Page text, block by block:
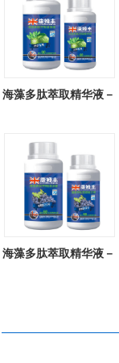
海藻多肽萃取精华液－
海藻多肽萃取精华液－